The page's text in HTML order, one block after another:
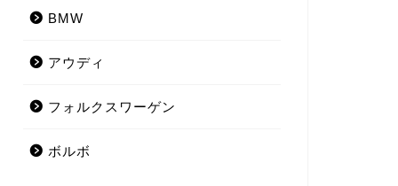
BMW
アウディ
フォルクスワーゲン
ボルボ